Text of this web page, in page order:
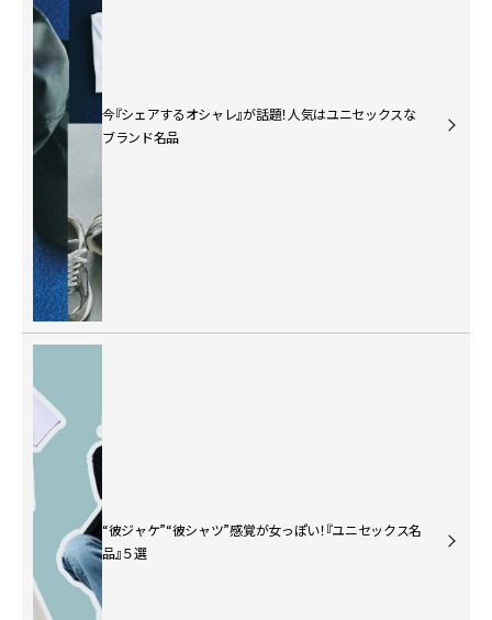
今『シェアするオシャレ』が話題！人気はユニセックスな
ブランド名品
“彼ジャケ”“彼シャツ”感覚が女っぽい！『ユニセックス名
品』５選